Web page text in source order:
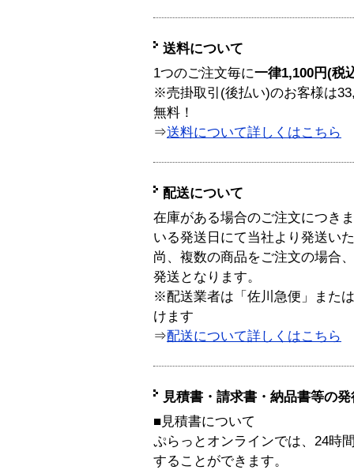
送料について
1つのご注文毎に一律1,100円(税
※売掛取引(後払い)のお客様は
無料！
⇒送料について詳しくはこちら
配送について
在庫がある場合のご注文につき
いる発送日にて当社より発送い
尚、複数の商品をご注文の場合
発送となります。
※配送業者は「佐川急便」また
けます
⇒配送について詳しくはこちら
見積書・請求書・納品書等の
■見積書について
ぷらっとオンラインでは、24時
することができます。